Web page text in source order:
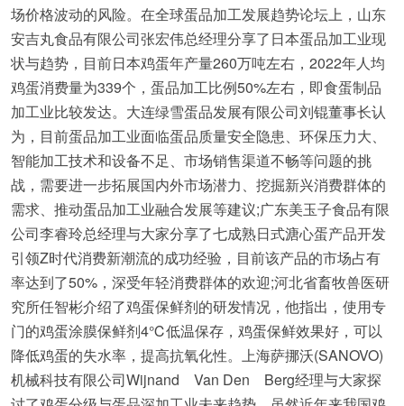
场价格波动的风险。在全球蛋品加工发展趋势论坛上，山东
安吉丸食品有限公司张宏伟总经理分享了日本蛋品加工业现
状与趋势，目前日本鸡蛋年产量260万吨左右，2022年人均
鸡蛋消费量为339个，蛋品加工比例50%左右，即食蛋制品
加工业比较发达。大连绿雪蛋品发展有限公司刘锟董事长认
为，目前蛋品加工业面临蛋品质量安全隐患、环保压力大、
智能加工技术和设备不足、市场销售渠道不畅等问题的挑
战，需要进一步拓展国内外市场潜力、挖掘新兴消费群体的
需求、推动蛋品加工业融合发展等建议;广东美玉子食品有限
公司李睿玲总经理与大家分享了七成熟日式溏心蛋产品开发
引领Z时代消费新潮流的成功经验，目前该产品的市场占有
率达到了50%，深受年轻消费群体的欢迎;河北省畜牧兽医研
究所任智彬介绍了鸡蛋保鲜剂的研发情况，他指出，使用专
门的鸡蛋涂膜保鲜剂4℃低温保存，鸡蛋保鲜效果好，可以
降低鸡蛋的失水率，提高抗氧化性。上海萨挪沃(SANOVO)
机械科技有限公司Wijnand Van Den Berg经理与大家探